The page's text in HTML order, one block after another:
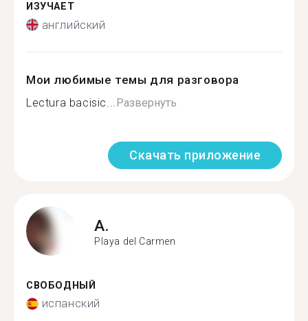
ИЗУЧАЕТ
английский
Мои любимые темы для разговора
Lectura bacisic... Развернуть
Скачать приложение
A.
Playa del Carmen
СВОБОДНЫЙ
испанский